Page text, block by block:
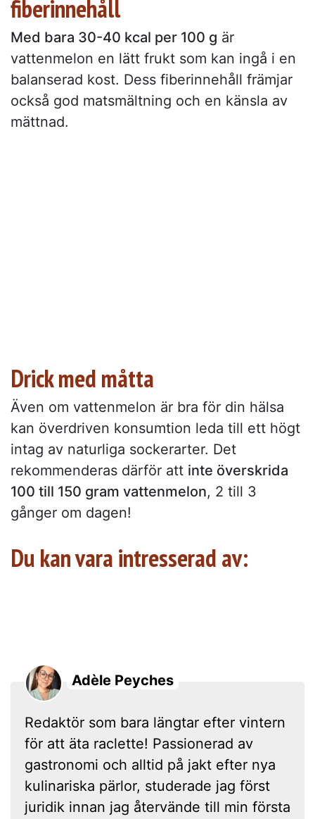
fiberinnehåll
Med bara 30-40 kcal per 100 g är
vattenmelon en lätt frukt som kan ingå i en
balanserad kost. Dess fiberinnehåll främjar
också god matsmältning och en känsla av
mättnad.
Drick med måtta
Även om vattenmelon är bra för din hälsa
kan överdriven konsumtion leda till ett högt
intag av naturliga sockerarter. Det
rekommenderas därför att inte överskrida
100 till 150 gram vattenmelon, 2 till 3
gånger om dagen!
Du kan vara intresserad av:
Adèle Peyches
Redaktör som bara längtar efter vintern
för att äta raclette! Passionerad av
gastronomi och alltid på jakt efter nya
kulinariska pärlor, studerade jag först
juridik innan jag återvände till min första